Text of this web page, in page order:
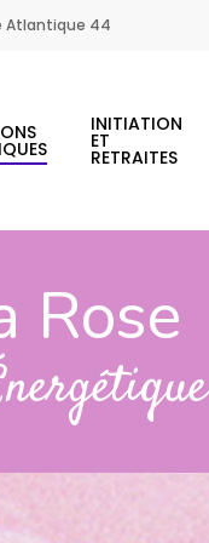
Atlantique 44
INITIATION
ET
RETRAITES
Rose